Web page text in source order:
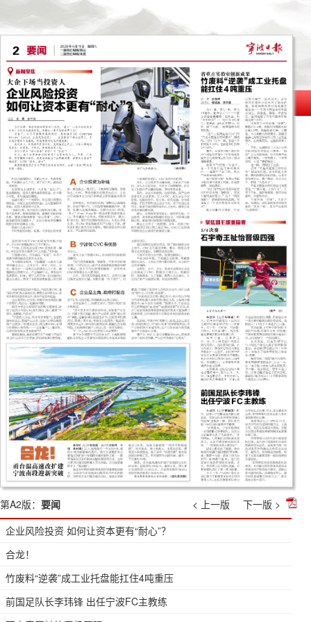
第A2版： 要闻 < 上一版
下一版 >
企业风险投资 如何让资本更有“耐心”？
合龙！
竹废料“逆袭”成工业托盘能扛住4吨重压
前国足队长李玮锋 出任宁波FC主教练